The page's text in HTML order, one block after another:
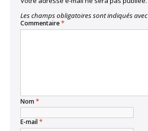
Les champs obligatoires sont indiqués avec
Commentaire*
Nom*
E-mail*